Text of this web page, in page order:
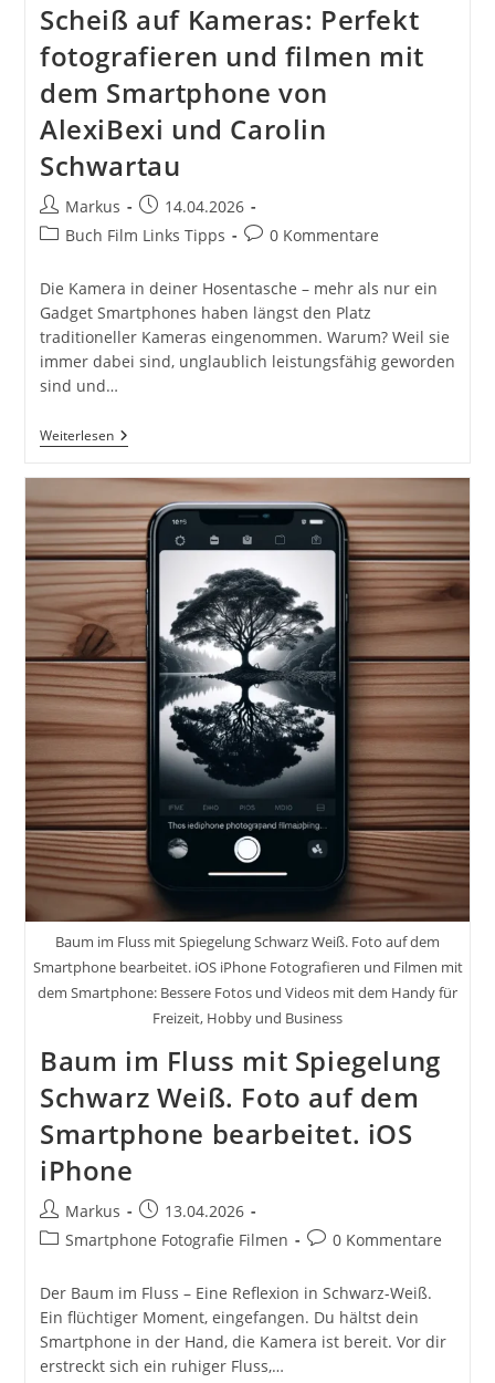
Scheiß auf Kameras: Perfekt
fotografieren und filmen mit
dem Smartphone von
AlexiBexi und Carolin
Schwartau
Beitrags-
Autor:
Markus
Beitrag
veröffentlicht:
14.04.2026
Beitrags-
Buch Film Links Tipps
Beitrags-
0 Kommentare
Die Kamera in deiner Hosentasche – mehr als nur ein
Gadget Smartphones haben längst den Platz
traditioneller Kameras eingenommen. Warum? Weil sie
immer dabei sind, unglaublich leistungsfähig geworden
sind und…
WeiterlesenScheiß
Auf
Perfekt
Fotografieren
Und
Filmen
Mit
Dem
Smartphone
Von
AlexiBexi
Und
Carolin
Schwartau
Baum im Fluss mit Spiegelung Schwarz Weiß. Foto auf dem
Smartphone bearbeitet. iOS iPhone Fotografieren und Filmen mit
dem Smartphone: Bessere Fotos und Videos mit dem Handy für
Freizeit, Hobby und Business
Baum im Fluss mit Spiegelung
Schwarz Weiß. Foto auf dem
Smartphone bearbeitet. iOS
iPhone
Beitrags-
Autor:
Markus
Beitrag
veröffentlicht:
13.04.2026
Beitrags-
Smartphone Fotografie Filmen
Beitrags-
0 Kommentare
Der Baum im Fluss – Eine Reflexion in Schwarz-Weiß.
Ein flüchtiger Moment, eingefangen. Du hältst dein
Smartphone in der Hand, die Kamera ist bereit. Vor dir
erstreckt sich ein ruhiger Fluss,…